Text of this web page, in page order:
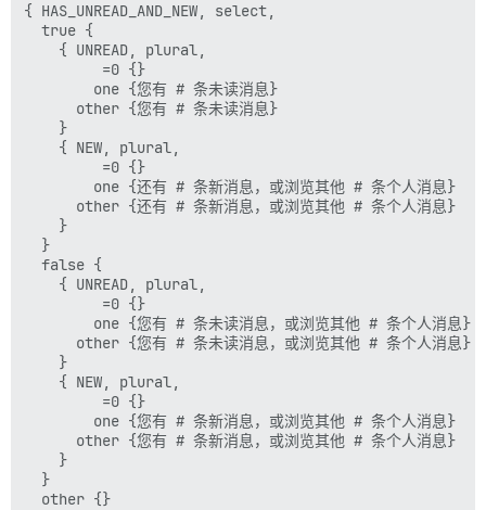
{ HAS_UNREAD_AND_NEW, select,
  true {
    { UNREAD, plural,
         =0 {}
        one {您有 # 条未读消息}
      other {您有 # 条未读消息}
    }
    { NEW, plural,
         =0 {}
        one {还有 # 条新消息，或浏览其他 # 条个人消息}
      other {还有 # 条新消息，或浏览其他 # 条个人消息}
    }
  }
  false {
    { UNREAD, plural,
         =0 {}
        one {您有 # 条未读消息，或浏览其他 # 条个人消息}
      other {您有 # 条未读消息，或浏览其他 # 条个人消息}
    }
    { NEW, plural,
         =0 {}
        one {您有 # 条新消息，或浏览其他 # 条个人消息}
      other {您有 # 条新消息，或浏览其他 # 条个人消息}
    }
  }
  other {}